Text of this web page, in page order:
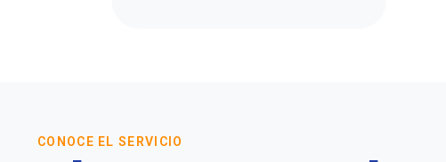
CONOCE EL SERVICIO